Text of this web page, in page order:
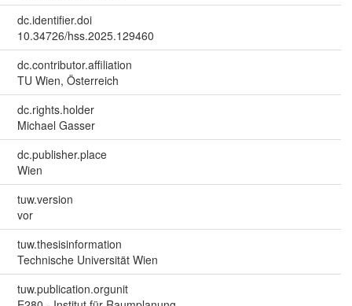
dc.identifier.doi
10.34726/hss.2025.129460
dc.contributor.affiliation
TU Wien, Österreich
dc.rights.holder
Michael Gasser
dc.publisher.place
Wien
tuw.version
vor
tuw.thesisinformation
Technische Universität Wien
tuw.publication.orgunit